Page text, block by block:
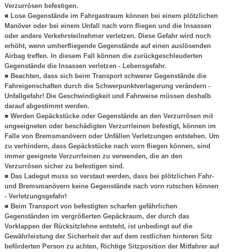
Verzurrösen befestigen.
■ Lose Gegenstände im Fahrgastraum können bei einem plötzlichen
Manöver oder bei einem Unfall nach vorn fliegen und die Insassen
oder andere Verkehrsteilnehmer verletzen. Diese Gefahr wird noch
erhöht, wenn umherfliegende Gegenstände auf einen auslösenden
Airbag treffen. In diesem Fall können die zurückgeschleuderten
Gegenstände die Insassen verletzen - Lebensgefahr.
■ Beachten, dass sich beim Transport schwerer Gegenstände die
Fahreigenschaften durch die Schwerpunktverlagerung verändern -
Unfallgefahr! Die Geschwindigkeit und Fahrweise müssen deshalb
darauf abgestimmt werden.
■ Werden Gepäckstücke oder Gegenstände an den Verzurrösen mit
ungeeigneten oder beschädigten Verzurrleinen befestigt, können im
Falle von Bremsmanövern oder Unfällen Verletzungen entstehen. Um
zu verhindern, dass Gepäckstücke nach vorn fliegen können, sind
immer geeignete Verzurrleinen zu verwenden, die an den
Verzurrösen sicher zu befestigen sind.
■ Das Ladegut muss so verstaut werden, dass bei plötzlichen Fahr-
und Bremsmanövern keine Gegenstände nach vorn rutschen können
- Verletzungsgefahr!
■ Beim Transport von befestigten scharfen gefährlichen
Gegenständen im vergrößerten Gepäckraum, der durch das
Vorklappen der Rücksitzlehne entsteht, ist unbedingt auf die
Gewährleistung der Sicherheit der auf dem restlichen hinteren Sitz
beförderten Person zu achten, Richtige Sitzposition der Mitfahrer auf